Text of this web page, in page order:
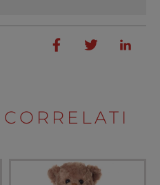
CORRELATI